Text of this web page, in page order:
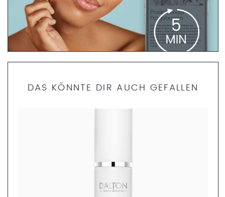
PRODUKTFINDER FRAGEBOGEN
Bist du dir unsicher, welche Produkte die richtigen für dich
weiter. Nimm dir nur 5 Minuten Zeit und fülle den
DAS KÖNNTE DIR AUCH GEFALLEN